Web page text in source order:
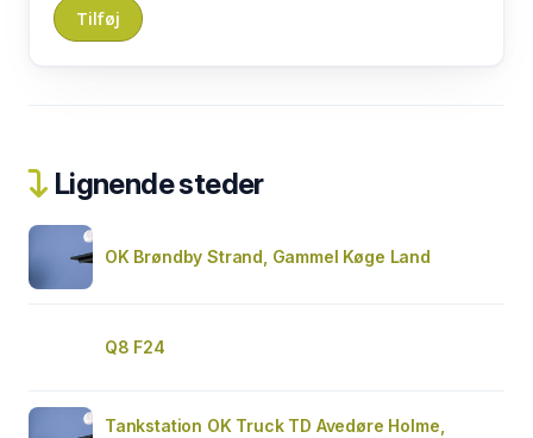
Lignende steder
OK Brøndby Strand, Gammel Køge Land
Q8 F24
Tankstation OK Truck TD Avedøre Holme,